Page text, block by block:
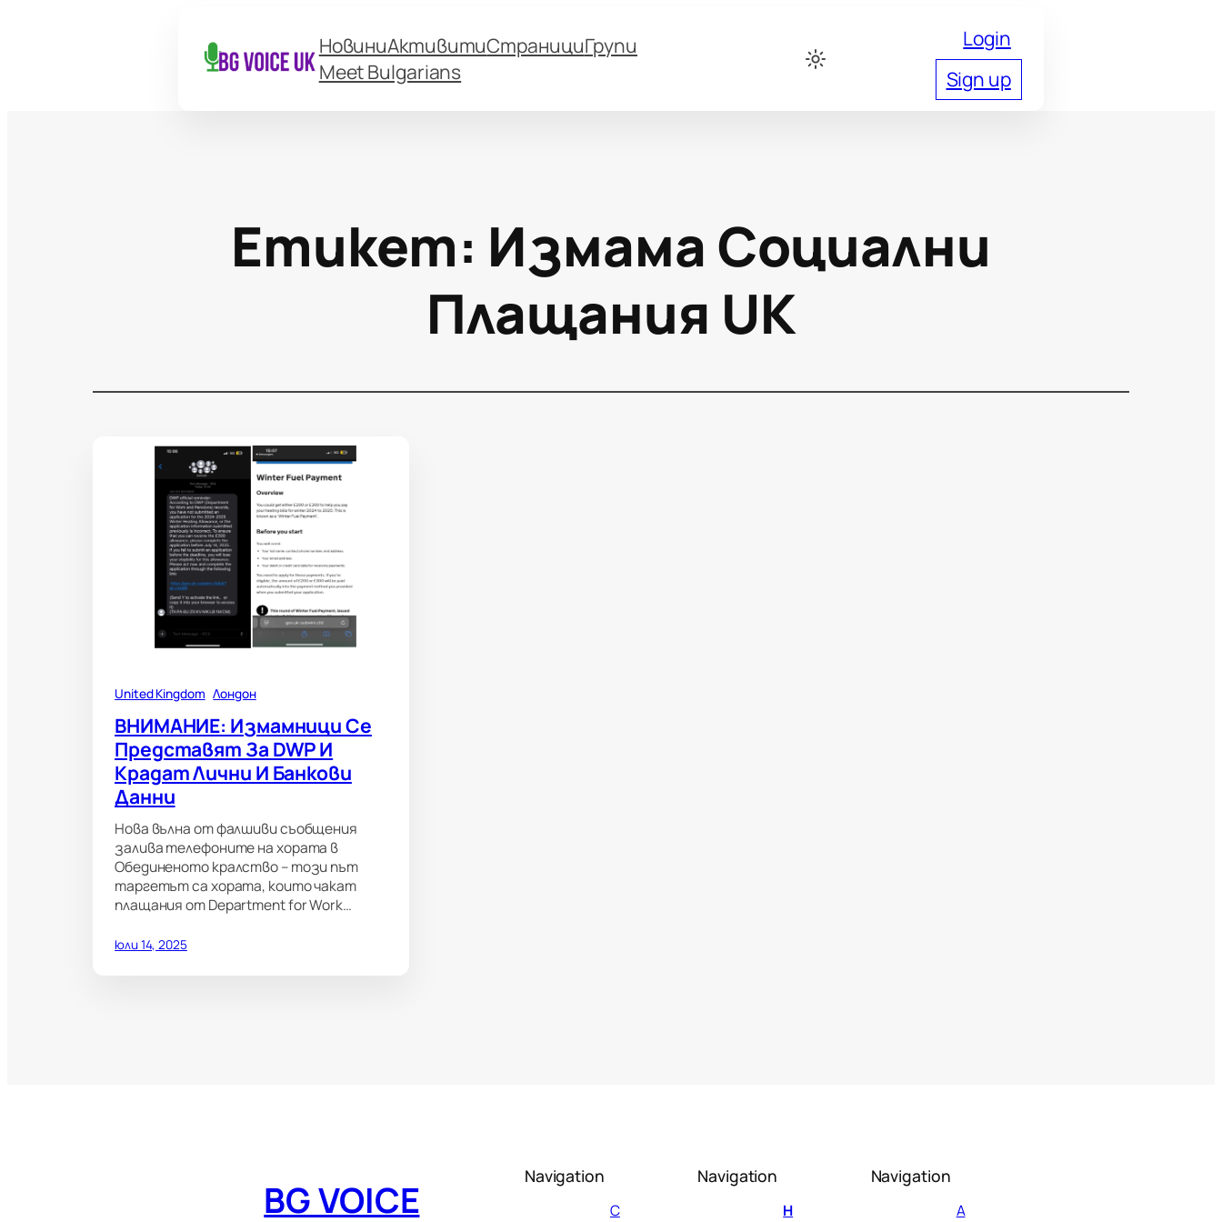
НовиниАктивитиСтранициГрупи
Meet Bulgarians
Login
Sign up
Етикет: Измама Социални
Плащания UK
United Kingdom Лондон
ВНИМАНИЕ: Измамници Се
Представят За DWP И
Крадат Лични И Банкови
Данни
Нова вълна от фалшиви съобщения
залива телефоните на хората в
Обединеното кралство – този път
таргетът са хората, които чакат
плащания от Department for Work…
юли 14, 2025
BG VOICE
Navigation
C
Navigation
H
Navigation
А